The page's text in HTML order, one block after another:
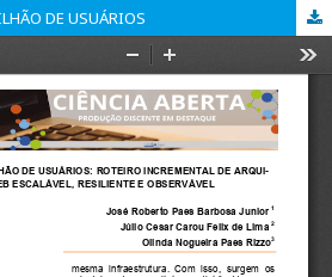
DE USUÁRIOS